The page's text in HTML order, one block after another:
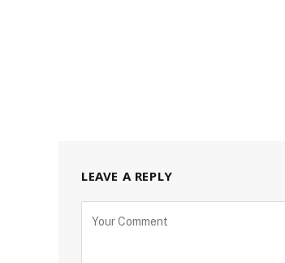
LEAVE A REPLY